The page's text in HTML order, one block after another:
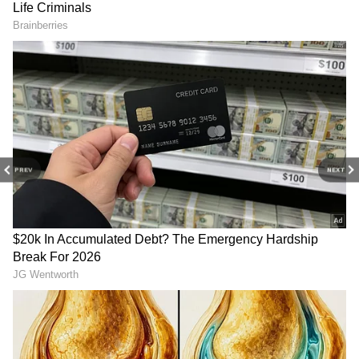
PREV NEXT
பணவீக்கம் 7.95 சதவீதமாக இருந்தது.
கடந்த 2 ஆண்டுகளாக உணவுப் பொருட்கள்
விலை வேகமாக உயர்ந்து வந்தது. ஆனால்
பெட்ரோல், டீசல் விலையை மத்திய அரசு
RECOMMENDED STORIES